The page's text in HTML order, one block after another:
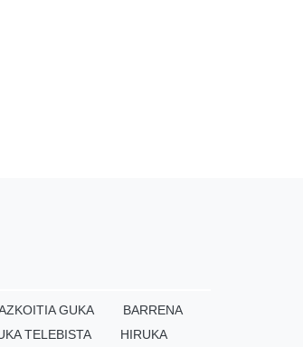
GUKA
BARRENA
TELEBISTA HIRUKA